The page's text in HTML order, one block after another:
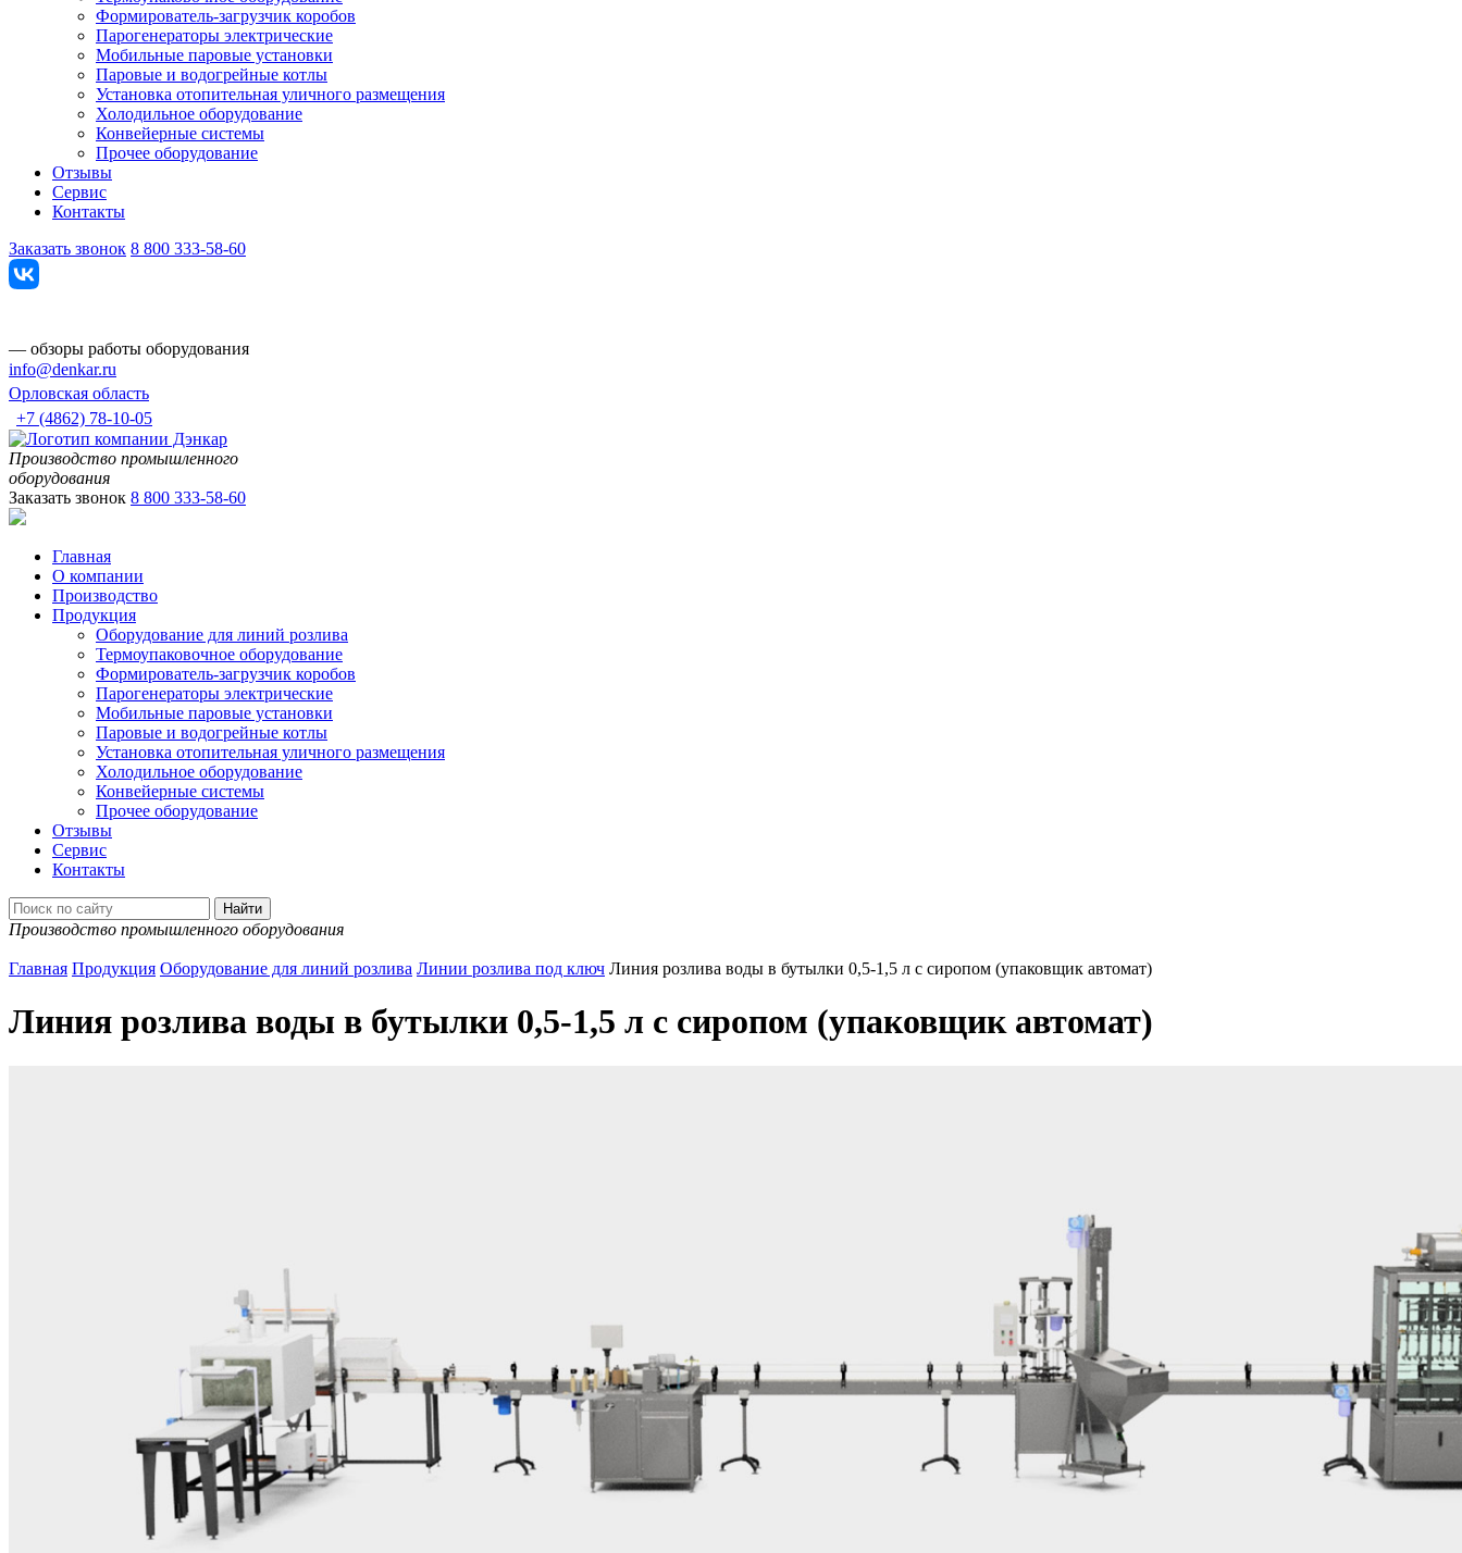
Формирователь-загрузчик коробов
Парогенераторы электрические
Мобильные паровые установки
Паровые и водогрейные котлы
Установка отопительная уличного размещения
Холодильное оборудование
Конвейерные системы
Прочее оборудование
Отзывы
Сервис
Контакты
Заказать звонок 8 800 333-58-60
— обзоры работы оборудования
info@denkar.ru
Орловская область
+7 (4862) 78-10-05
Производство промышленного
оборудования
Заказать звонок 8 800 333-58-60
Главная
О компании
Производство
Продукция
Оборудование для линий розлива
Термоупаковочное оборудование
Формирователь-загрузчик коробов
Парогенераторы электрические
Мобильные паровые установки
Паровые и водогрейные котлы
Установка отопительная уличного размещения
Холодильное оборудование
Конвейерные системы
Прочее оборудование
Отзывы
Сервис
Контакты
Производство промышленного оборудования
Главная Продукция Оборудование для линий розлива Линии розлива под ключ Линия розлива воды в бутылки 0,5-1,5 л с сиропом (упаковщик автомат)
Линия розлива воды в бутылки 0,5-1,5 л с сиропом (упаковщик автомат)